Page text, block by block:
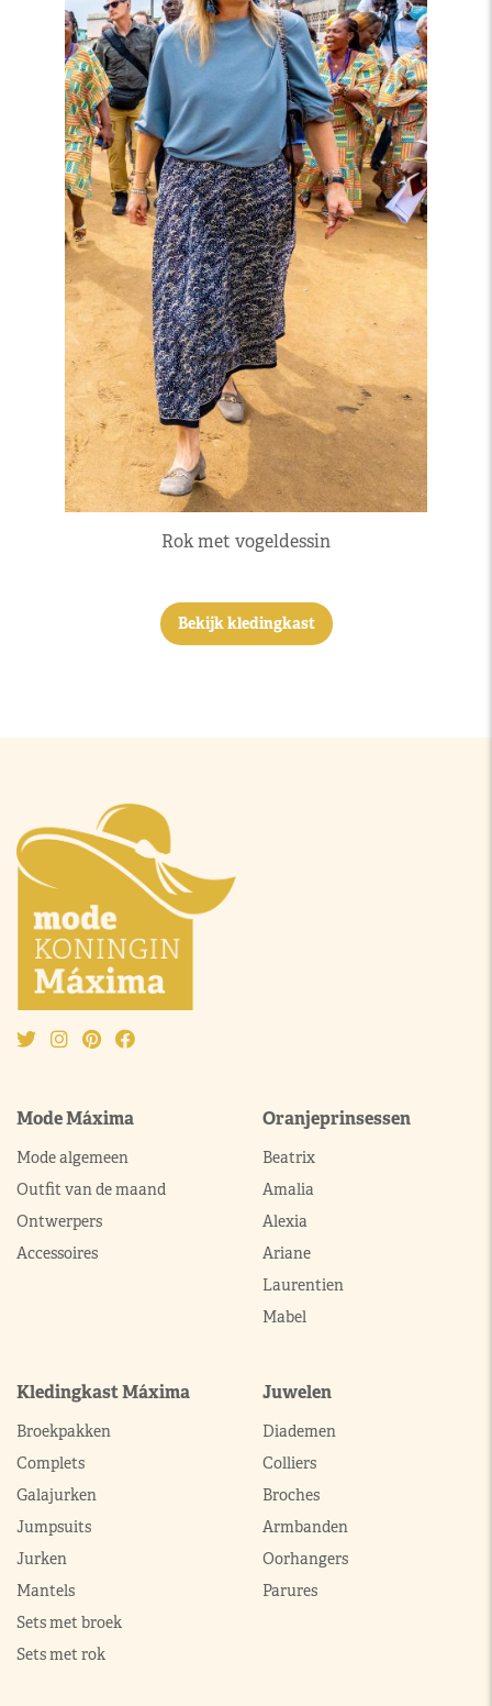
Rok met vogeldessin
Bekijk kledingkast
Mode Máxima
Mode algemeen
Outfit van de maand
Ontwerpers
Accessoires
Oranjeprinsessen
Beatrix
Amalia
Alexia
Ariane
Laurentien
Mabel
Kledingkast Máxima
Broekpakken
Complets
Galajurken
Jumpsuits
Jurken
Mantels
Sets met broek
Sets met rok
Juwelen
Diademen
Colliers
Broches
Armbanden
Oorhangers
Parures